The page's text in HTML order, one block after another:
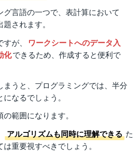
グ言語の一つで、表計算において
されます。
が、
ワークシートへのデータ入
化できるため、作成すると便利で
まうと、プログラミングでは、半分
なるでしょう。
範囲になります。
アルゴリズムも同時に理解できる た
重要視すべきでしょう。